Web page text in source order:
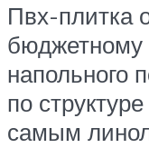
Пвх-плитка
бюджетному
напольного
по
самым